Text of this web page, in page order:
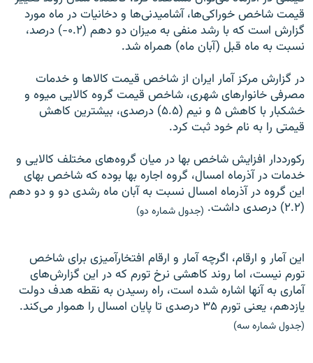
قیمت شاخص خوراکی‌ها، آشامیدنی‌ها و دخانیات در ماه مورد
گزارش است که با رشد منفی به میزان دو دهم (۰.۲-) درصد،
نسبت به ماه قبل (آبان ماه) همراه شد.
در گزارش مرکز آمار ایران از شاخص قیمت کالا‌ها و خدمات
مصرفی خانوارهای شهری، شاخص قیمت گروه کالایی میوه و
خشکبار با کاهش ۵ و نیم (۵.۵) درصدی، بیشترین کاهش
قیمتی را به نام خود ثبت کرد.
رکورددار افزایش شاخص بها در میان گروه‌های مختلف کالایی و
خدمات در آذرماه امسال، گروه اجاره بها بوده که شاخص بهای
این گروه در آذرماه امسال نسبت به آبان ماه رشدی دو و دو دهم
(۲.۲) درصدی داشت.
(جدول شماره دو)
این آمار و ارقام، اگرچه آمار و ارقام افتخارآمیزی برای شاخص
تورم نیست، اما روند کاهشی نرخ تورم که در این گزارش‌های
آماری به آنها اشاره شده است، راه رسیدن به نقطه هدف دولت
یازدهم، یعنی تورم ۳۵ درصدی تا پایان امسال را هموار می‌کند.
(جدول شماره سه)